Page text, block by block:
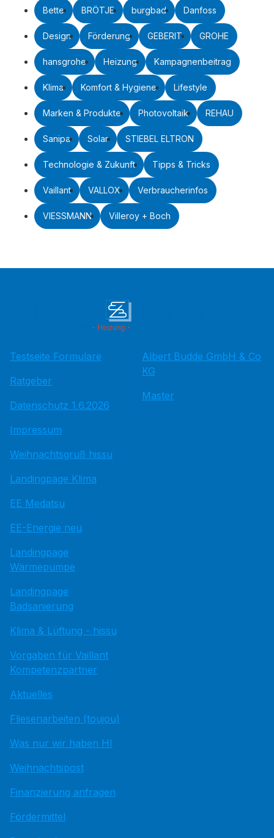
Bette BRÖTJE burgbad Danfoss
Design Förderung GEBERIT GROHE
hansgrohe Heizung Kampagnenbeitrag
Klima Komfort & Hygiene Lifestyle
Marken & Produkte Photovoltaik REHAU
Sanipa Solar STIEBEL ELTRON
Technologie & Zukunft Tipps & Tricks
Vaillant VALLOX Verbraucherinfos
VIESSMANN Villeroy + Boch
Testseite Formulare
Ratgeber
Datenschutz 1.6.2026
Impressum
Weihnachtsgruß hissu
Landingpage Klima
EE Medatsu
EE-Energie neu
Landingpage
Wärmepumpe
Landingpage
Badsanierung
Klima & Lüftung - hissu
Vorgaben für Vaillant
Kompetenzpartner
Aktuelles
Fliesenarbeiten (toujou)
Was nur wir haben HI
Weihnachtspost
Finanzierung anfragen
Fördermittel
Albert Budde GmbH & Co
KG
Master